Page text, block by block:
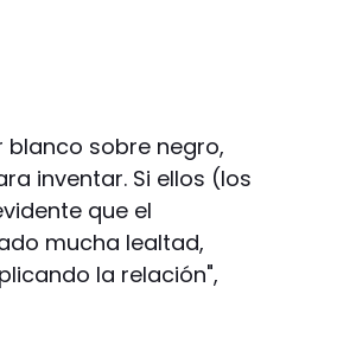
sobre negro,
inventar. Si ellos (los
que el
mucha lealtad,
la relación",